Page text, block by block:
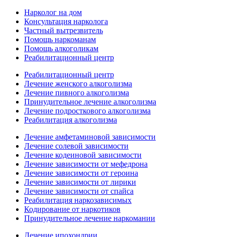
Нарколог на дом
Консультация нарколога
Частный вытрезвитель
Помощь наркоманам
Помощь алкоголикам
Реабилитационный центр
Реабилитационный центр
Лечение женского алкоголизма
Лечение пивного алкоголизма
Принудительное лечение алкоголизма
Лечение подросткового алкоголизма
Реабилитация алкоголизма
Лечение амфетаминовой зависимости
Лечение солевой зависимости
Лечение кодеиновой зависимости
Лечение зависимости от мефедрона
Лечение зависимости от героина
Лечение зависимости от лирики
Лечение зависимости от спайса
Реабилитация наркозависимых
Кодирование от наркотиков
Принудительное лечение наркомании
Лечение ипохондрии